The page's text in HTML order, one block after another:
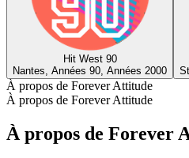
Hit West 90
Nantes, Années 90, Années 2000
À propos de Forever Attitude
À propos de Forever Attitude
À propos de Forever